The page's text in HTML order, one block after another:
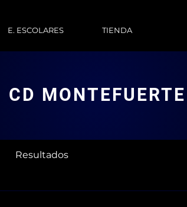
E. ESCOLARES TIENDA
CD MONTEFUERTE
Resultados